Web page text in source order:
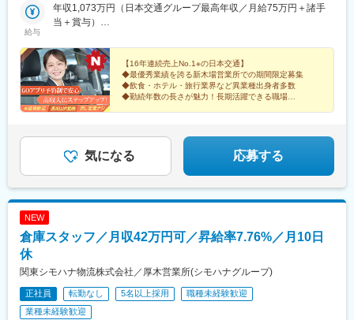
大崎広小路駅、下落合駅、尾山台駅、門前仲町駅、横浜駅、都立
家政駅、西早稲田駅、黄金町駅、早稲田駅(東京メトロ)、王子神谷
県)、北府中駅、八坂駅、栄町駅(東京都)、西日暮里駅、新板橋
駅、東大前駅、中野新橋駅、町屋駅(東京メトロ)、亀戸駅、上野御
徒町駅、京急東神奈川駅、代々木公園駅、世田谷駅、池ノ上駅、
戸越公園駅、矢口渡駅、荏原町駅、庚申塚駅、三越前駅、学習院
下駅、曙橋駅、石川町駅、新宿西口駅、築地市場駅、荒川一中前
新御徒町駅、大崎駅、馬車道駅、阪東橋駅、大師前駅
ズドライバー、元観光ドライバーを努めた乗務員が所長や採用担
当に携わっています。【通勤にも便利な営業所】品川駅や東京駅
ー・バイク通勤OKですので、満員電車のストレスや密を避けられ
ます！【大人気エリアで未経験からしっかり稼げる営業所】豊
洲・有明・銀座エリア・品川・六本木・新橋や某テーマパークな
どの繁華街から近く、みんなが稼げるようになるのも納得の環境
です。
給与
年収1,073万円（日本交通グループ最高年収／月給75万円＋諸手
当＋賞与）
【16年連続売上No.1※の日本交通】
◆最優秀業績を誇る新木場営業所での期間限定募集
◆飲食・ホテル・旅行業界など異業種出身者多数
◆勤続年数の長さが魅力！長期活躍できる職場
気になる 応募する
NEW
倉庫スタッフ／月収42万円可／昇給率7.76%／月10日
休
関東シモハナ物流株式会社／厚木営業所(シモハナグループ)
正社員 転勤なし 5名以上採用
職種未経験歓迎
業種未経験歓迎